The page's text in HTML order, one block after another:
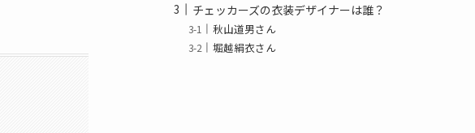
チェッカーズの衣装デザイナーは誰？
秋山道男さん
堀越絹衣さん